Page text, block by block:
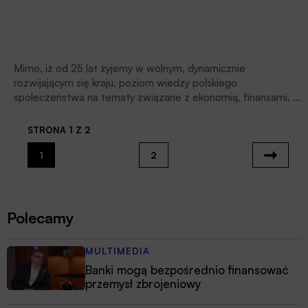
Mimo, iż od 25 lat żyjemy w wolnym, dynamicznie
rozwijającym się kraju, poziom wiedzy polskiego
społeczeństwa na tematy związane z ekonomią, finansami, w
STRONA 1 Z 2
1 2
Polecamy
MULTIMEDIA
Banki mogą bezpośrednio finansować
przemysł zbrojeniowy